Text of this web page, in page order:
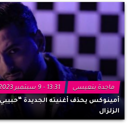
ماجدة بنعيسى
13:31 - 9 سبتمبر 2023
أمينوكس يحذف أغنيته الجديدة
الزلزال